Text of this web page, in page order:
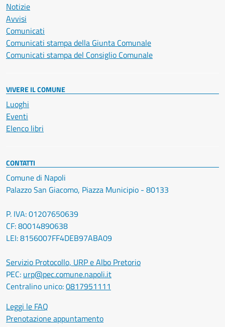
Notizie
Avvisi
Comunicati
Comunicati stampa della Giunta Comunale
Comunicati stampa del Consiglio Comunale
VIVERE IL COMUNE
Luoghi
Eventi
Elenco libri
CONTATTI
Comune di Napoli
Palazzo San Giacomo, Piazza Municipio - 80133
P. IVA: 01207650639
CF: 80014890638
LEI: 8156007FF4DEB97ABA09
Servizio Protocollo, URP e Albo Pretorio
PEC: urp@pec.comune.napoli.it
Centralino unico:0817951111
Leggi le FAQ
Prenotazione appuntamento